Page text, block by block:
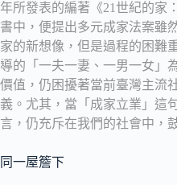
年所發表的編著《21世紀的家
書中，便提出多元成家法案雖
家的新想像，但是過程的困難
導的「一夫一妻、一男一女」
價值，仍困擾著當前臺灣主流
義。尤其，當「成家立業」這
言，仍充斥在我們的社會中，
同一屋簷下